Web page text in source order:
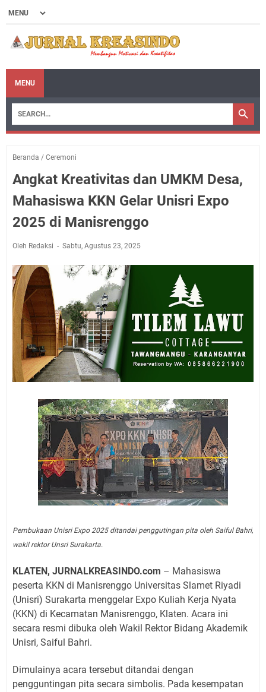
MENU
Beranda / Ceremoni
Angkat Kreativitas dan UMKM Desa,
Mahasiswa KKN Gelar Unisri Expo
2025 di Manisrenggo
Oleh Redaksi Sabtu, Agustus 23, 2025
Pembukaan Unisri Expo 2025 ditandai penggutingan pita oleh Saiful Bahri,
wakil rektor Unsri Surakarta.
KLATEN, JURNALKREASINDO.com – Mahasiswa
peserta KKN di Manisrenggo Universitas Slamet Riyadi
(Unisri) Surakarta menggelar Expo Kuliah Kerja Nyata
(KKN) di Kecamatan Manisrenggo, Klaten. Acara ini
secara resmi dibuka oleh Wakil Rektor Bidang Akademik
Unisri, Saiful Bahri.
Dimulainya acara tersebut ditandai dengan
pengguntingan pita secara simbolis. Pada kesempatan